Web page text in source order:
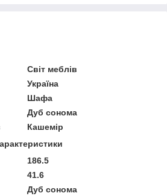
Світ меблів
Україна
Шафа
Дуб сонома
Кашемір
186.5
41.6
Дуб сонома